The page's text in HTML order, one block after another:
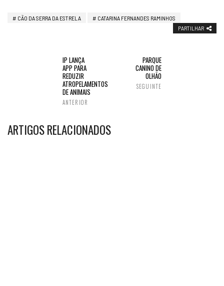
CÃO DA SERRA DA ESTRELA
CATARINA FERNANDES RAMINHOS
PARTILHAR
IP LANÇA
APP PARA
REDUZIR
ATROPELAMENTOS
DE ANIMAIS
ANTERIOR
PARQUE
CANINO DE
OLHÃO
SEGUINTE
ARTIGOS RELACIONADOS